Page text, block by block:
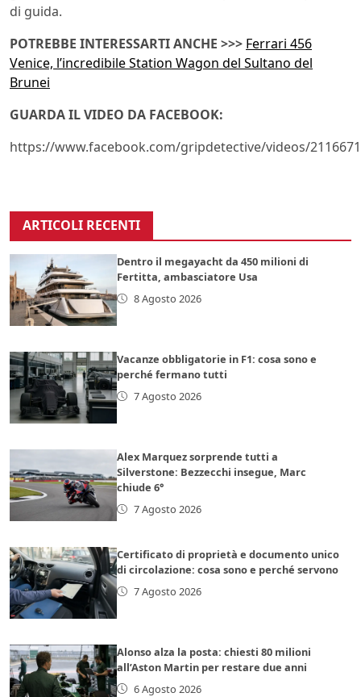
di guida.
POTREBBE INTERESSARTI ANCHE >>> Ferrari 456
Venice, l’incredibile Station Wagon del Sultano del
Brunei
GUARDA IL VIDEO DA FACEBOOK:
https://www.facebook.com/gripdetective/videos/
ARTICOLI RECENTI
Dentro il megayacht da 450 milioni di
Fertitta, ambasciatore Usa
8 Agosto 2026
Vacanze obbligatorie in F1: cosa sono e
perché fermano tutti
7 Agosto 2026
Alex Marquez sorprende tutti a
Silverstone: Bezzecchi insegue, Marc
chiude 6°
7 Agosto 2026
Certificato di proprietà e documento unico
di circolazione: cosa sono e perché servono
7 Agosto 2026
Alonso alza la posta: chiesti 80 milioni
all’Aston Martin per restare due anni
6 Agosto 2026